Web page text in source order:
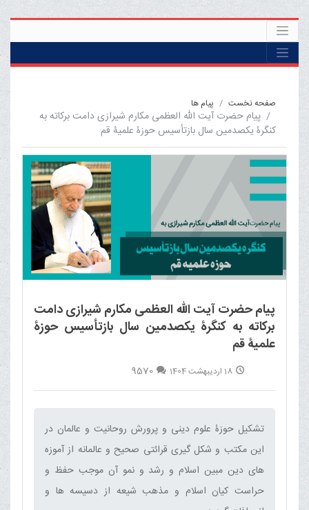
صفحه نخست پیام ها
پیام حضرت آیت اﷲ العظمی مکارم شیرازی دامت برکاته به
کنگرۀ یکصدمین سال بازتأسیس حوزۀ علمیۀ قم
پیام حضرت آیت اﷲ العظمی مکارم شیرازی دامت
برکاته به کنگرۀ یکصدمین سال بازتأسیس حوزۀ
علمیۀ قم
18 اردیبهشت 1404 9570
تشکیل حوزۀ علوم دینی و پرورش روحانیت و عالمان در
این مکتب و شکل گیری قرائتی صحیح و عالمانه از آموزه
های دین مبین اسلام و رشد و نمو آن موجب حفظ و
حراست کیان اسلام و مذهب شیعه از دسیسه ها و